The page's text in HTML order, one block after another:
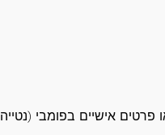
אישיים בפומבי (נטייה